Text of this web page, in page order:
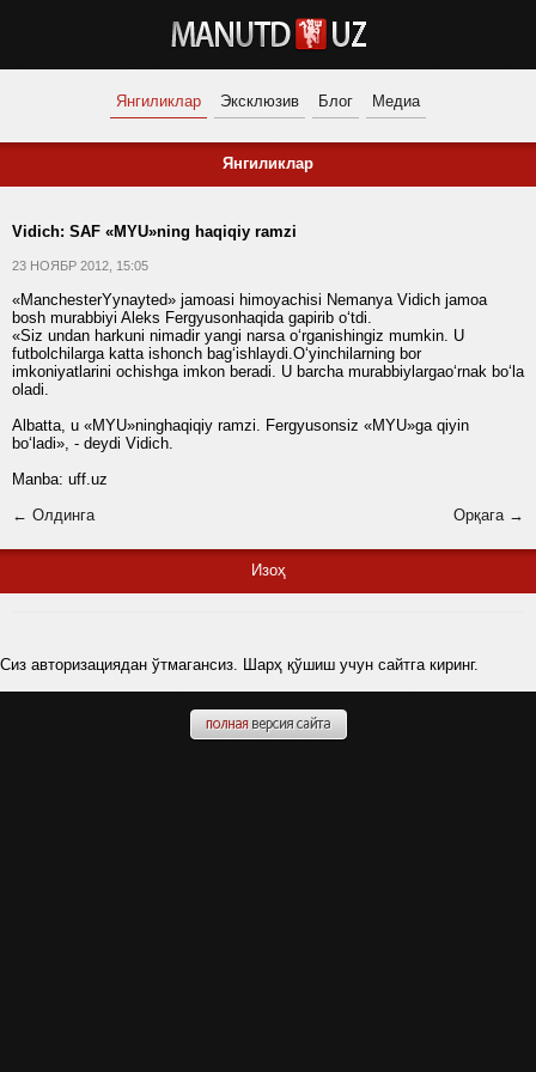
Янгиликлар Эксклюзив Блог Медиа
Янгиликлар
Vidich: SAF «MYU»ning haqiqiy ramzi
23 НОЯБР 2012, 15:05
«ManchesterYynayted» jamoasi himoyachisi Nemanya Vidich jamoa
bosh murabbiyi Aleks Fergyusonhaqida gapirib o‘tdi.
«Siz undan harkuni nimadir yangi narsa o‘rganishingiz mumkin. U
futbolchilarga katta ishonch bag‘ishlaydi.O‘yinchilarning bor
imkoniyatlarini ochishga imkon beradi. U barcha murabbiylargao‘rnak bo‘la
oladi.
Albatta, u «MYU»ninghaqiqiy ramzi. Fergyusonsiz «MYU»ga qiyin
bo‘ladi», - deydi Vidich.
Manba: uff.uz
← Олдинга
Орқага →
Изоҳ
Сиз авторизациядан ўтмагансиз. Шарҳ қўшиш учун сайтга киринг.